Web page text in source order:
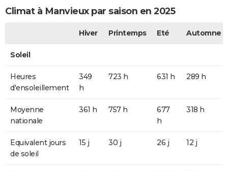
Climat à Manvieux par saison en 2025
Hiver Printemps Eté Automne
Soleil
Heures
d'ensoleillement
349
h
723 h 631 h 289 h
Moyenne
nationale
361 h 757 h
677
h
318 h
Equivalent jours
de soleil
15 j 30 j 26 j 12 j